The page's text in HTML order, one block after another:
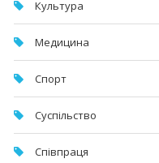
Культура
Медицина
Спорт
Суспільство
Співпраця